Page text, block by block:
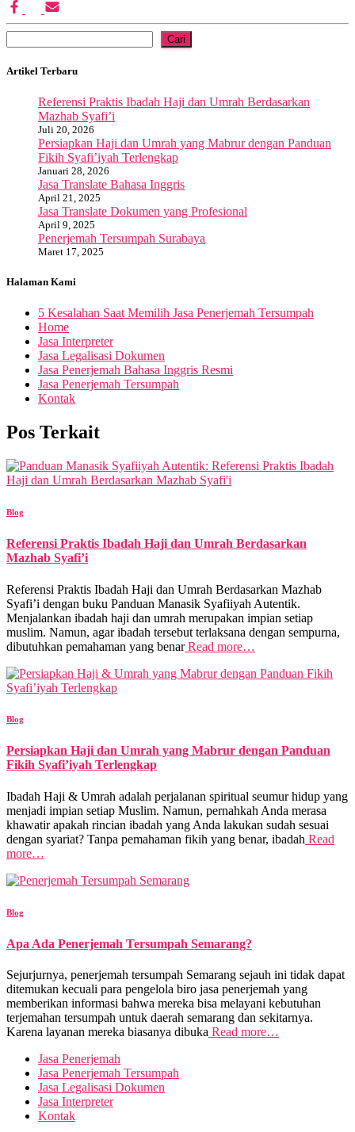
Cari
Artikel Terbaru
Referensi Praktis Ibadah Haji dan Umrah Berdasarkan
Mazhab Syafi’i
Juli 20, 2026
Persiapkan Haji dan Umrah yang Mabrur dengan Panduan
Fikih Syafi’iyah Terlengkap
Januari 28, 2026
Jasa Translate Bahasa Inggris
April 21, 2025
Jasa Translate Dokumen yang Profesional
April 9, 2025
Penerjemah Tersumpah Surabaya
Maret 17, 2025
Halaman Kami
5 Kesalahan Saat Memilih Jasa Penerjemah Tersumpah
Home
Jasa Interpreter
Jasa Legalisasi Dokumen
Jasa Penerjemah Bahasa Inggris Resmi
Jasa Penerjemah Tersumpah
Kontak
Pos Terkait
Blog
Referensi Praktis Ibadah Haji dan Umrah Berdasarkan
Mazhab Syafi’i
Referensi Praktis Ibadah Haji dan Umrah Berdasarkan Mazhab
Syafi’i dengan buku Panduan Manasik Syafiiyah Autentik.
Menjalankan ibadah haji dan umrah merupakan impian setiap
muslim. Namun, agar ibadah tersebut terlaksana dengan sempurna,
dibutuhkan pemahaman yang benarRead more…
Blog
Persiapkan Haji dan Umrah yang Mabrur dengan Panduan
Fikih Syafi’iyah Terlengkap
Ibadah Haji & Umrah adalah perjalanan spiritual seumur hidup yang
menjadi impian setiap Muslim. Namun, pernahkah Anda merasa
khawatir apakah rincian ibadah yang Anda lakukan sudah sesuai
dengan syariat? Tanpa pemahaman fikih yang benar, ibadah Read
more…
Blog
Apa Ada Penerjemah Tersumpah Semarang?
Sejurjurnya, penerjemah tersumpah Semarang sejauh ini tidak dapat
ditemukan kecuali para pengelola biro jasa penerjemah yang
memberikan informasi bahwa mereka bisa melayani kebutuhan
terjemahan tersumpah untuk daerah semarang dan sekitarnya.
Karena layanan mereka biasanya dibuka Read more…
Jasa Penerjemah
Jasa Penerjemah Tersumpah
Jasa Legalisasi Dokumen
Jasa Interpreter
Kontak